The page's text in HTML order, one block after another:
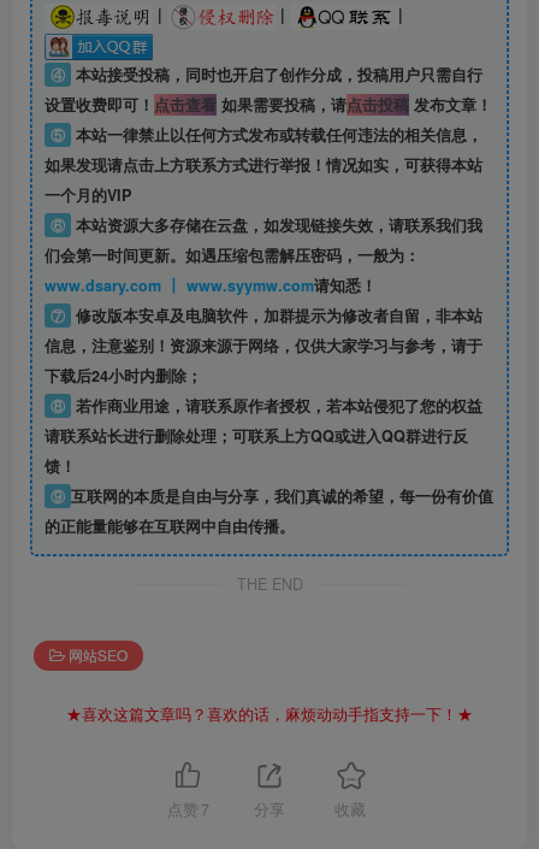
|
| |
④ 本站接受投稿，同时也开启了创作分成，投稿用户只需自行
设置收费即可！ 点击查看如果需要投稿，请点击投稿发布文章！
⑤ 本站一律禁止以任何方式发布或转载任何违法的相关信息，
如果发现请点击上方联系方式进行举报！情况如实，可获得本站
一个月的VIP
⑥ 本站资源大多存储在云盘，如发现链接失效，请联系我们我
们会第一时间更新。如遇压缩包需解压密码，一般为：
www.dsary.com 丨 www.syymw.com请知悉！
⑦ 修改版本安卓及电脑软件，加群提示为修改者自留， 非本站
信息，注意鉴别！资源来源于网络，仅供大家学习与参考，请于
下载后24小时内删除；
⑧ 若作商业用途，请联系原作者授权，若本站侵犯了您的权益
请联系站长进行删除处理；可联系上方QQ或进入QQ群进行反
馈！
⑨ 互联网的本质是自由与分享，我们真诚的希望，每一份有价值
的正能量能够在互联网中自由传播。
THE END
网站SEO
★喜欢这篇文章吗？喜欢的话，麻烦动动手指支持一下！★
点赞 7 分享 收藏